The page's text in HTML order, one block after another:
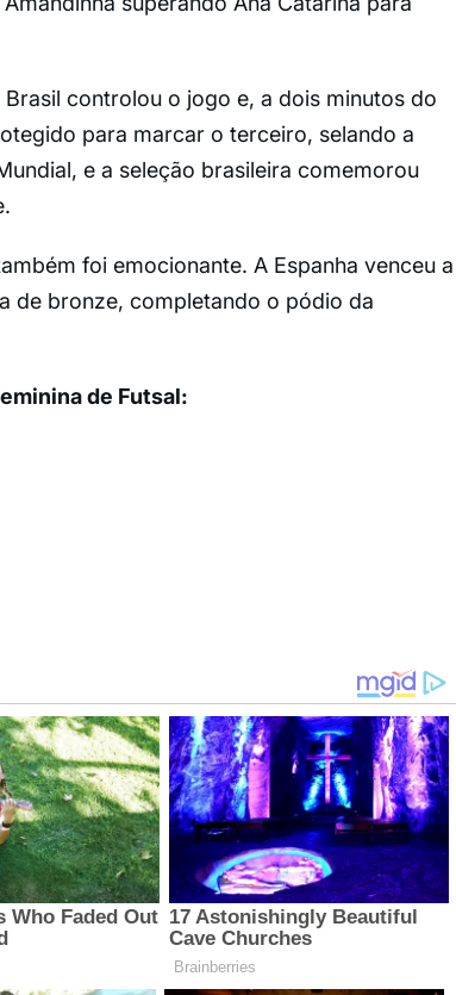
controlou o jogo e, a dois minutos do
para marcar o terceiro, selando a
e a seleção brasileira comemorou
foi emocionante. A Espanha venceu a
de bronze, completando o pódio da
de Futsal: